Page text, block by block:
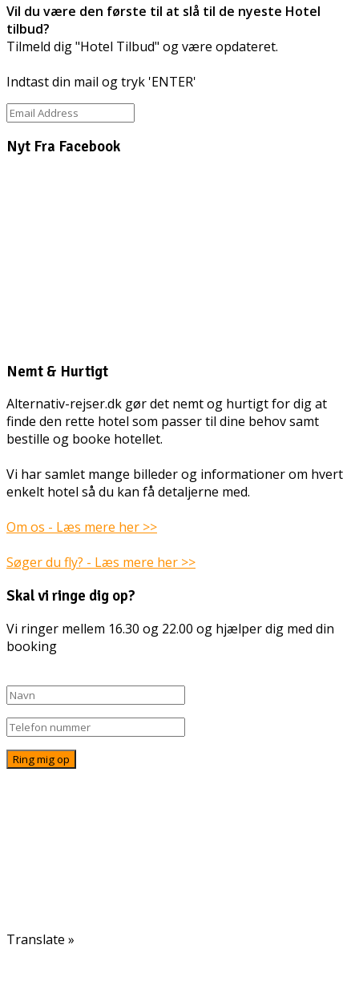
Vil du være den første til at slå til de nyeste Hotel
tilbud?
Tilmeld dig "Hotel Tilbud" og være opdateret.
Indtast din mail og tryk 'ENTER'
Nyt Fra Facebook
Nemt & Hurtigt
Alternativ-rejser.dk gør det nemt og hurtigt for dig at
finde den rette hotel som passer til dine behov samt
bestille og booke hotellet.
Vi har samlet mange billeder og informationer om hvert
enkelt hotel så du kan få detaljerne med.
Om os - Læs mere her >>
Søger du fly? - Læs mere her >>
Skal vi ringe dig op?
Vi ringer mellem 16.30 og 22.00 og hjælper dig med din
booking
Translate »